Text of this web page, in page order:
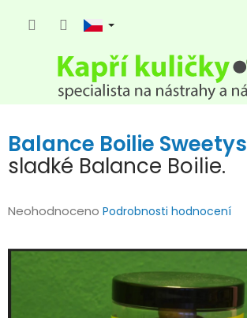
Balance Boilie Sweetys
sladké Balance Boilie.
Průměrné
produktu
Neohodnoceno Podrobnosti hodnocení